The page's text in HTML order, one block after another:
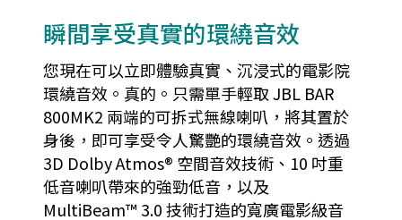
瞬間享受真實的環繞音效
您現在可以立即體驗真實、沉浸式的電影院
環繞音效。真的。只需單手輕取 JBL BAR
800MK2 兩端的可拆式無線喇叭，將其置於
身後，即可享受令人驚艷的環繞音效。透過
3D Dolby Atmos® 空間音效技術、10 吋重
低音喇叭帶來的強勁低音，以及
MultiBeam™ 3.0 技術打造的寬廣電影級音